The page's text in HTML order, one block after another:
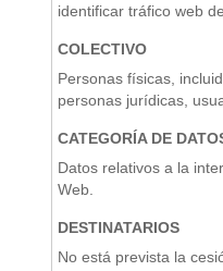
identificar tráfico web
COLECTIVO
Personas físicas,
personas jurídicas,
CATEGORÍA DE
Datos relativos a la
Web.
DESTINATARIOS
No está prevista la